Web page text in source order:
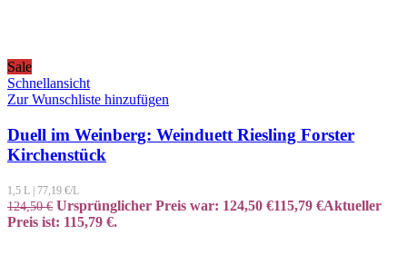
Sale
Schnellansicht
Zur Wunschliste hinzufügen
Duell im Weinberg: Weinduett Riesling Forster
Kirchenstück
1,5 L 77,19 €/L
124,50€ Ursprünglicher Preis war: 124,50 €115,79 €Aktueller
Preis ist: 115,79 €.